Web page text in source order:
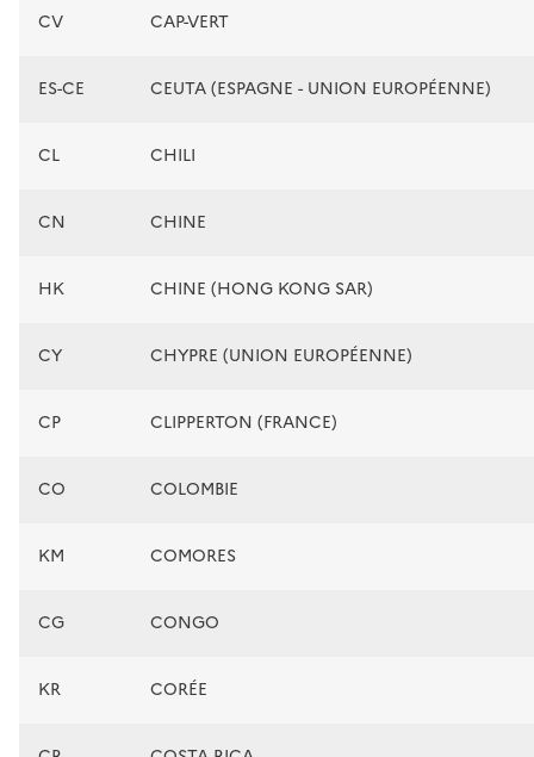
CV CAP-VERT
ES-CE CEUTA (ESPAGNE - UNION EUROPÉENNE)
CL CHILI
CN CHINE
HK CHINE (HONG KONG SAR)
CY CHYPRE (UNION EUROPÉENNE)
CP CLIPPERTON (FRANCE)
CO COLOMBIE
KM COMORES
CG CONGO
KR CORÉE